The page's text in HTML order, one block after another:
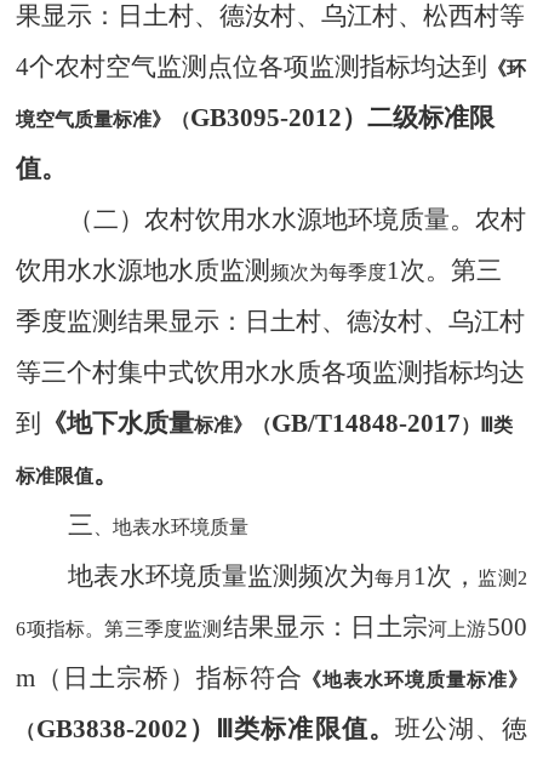
果显示 ： 日土村、德汝村、乌江村、松西村等
4个农村空气监测 点位各项监测指标均达到 《环
境空气质量标准》（GB3095-2012）二级标准限
值。
（二）农村饮用水水源地环境质量。农村
饮用水水源地水质监测频次为每季度1次。第三
季度监测结果显示 ：日土村、德汝村、乌江村
等三个村集中式饮用水水质各项监测指标均达
到
《地下水质量标准》（GB/T14848-2017） Ⅲ类
标准限值。
三 、地表水环境质量
地表水环境质量监测 频次为每月 1次， 监测 2
6项指标。第三季度监测 结果显示 ：日土宗河上游500
m （日土宗桥）指标符合 《地表水环境质量标准》
（GB3838-2002） Ⅲ类标准限值。 班公湖、 徳